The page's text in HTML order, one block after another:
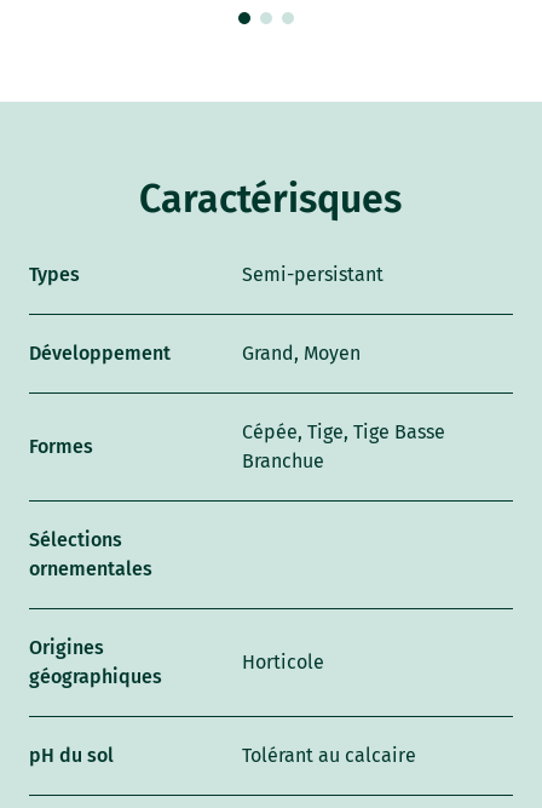
Caractérisques
Types Semi-persistant
Développement Grand, Moyen
Formes
Cépée, Tige, Tige Basse
Branchue
Sélections
ornementales
Origines
géographiques
Horticole
pH du sol Tolérant au calcaire